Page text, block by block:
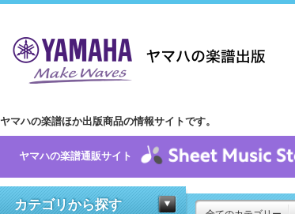
ヤマハの楽譜ほか出版商品の情報サイトです。
ヤマハの楽譜通販サイト
カテゴリから探す